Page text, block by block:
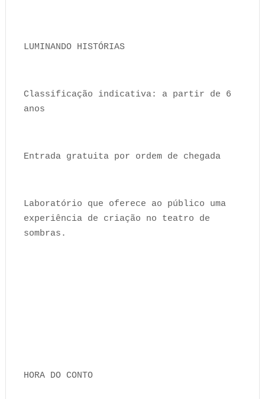
LUMINANDO HISTÓRIAS
Classificação indicativa: a partir de 6
anos
Entrada gratuita por ordem de chegada
Laboratório que oferece ao público uma
experiência de criação no teatro de
sombras.
HORA DO CONTO